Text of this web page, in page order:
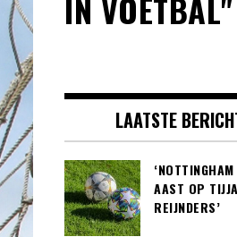
IN VOETBAL"
LAATSTE
AAST OP
REIJNDERS’